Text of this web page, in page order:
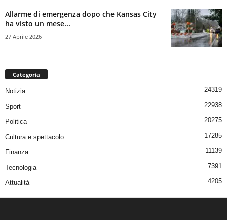
Allarme di emergenza dopo che Kansas City
ha visto un mese...
27 Aprile 2026
Categoria
Notizia 24319
Sport 22938
Politica 20275
Cultura e spettacolo 17285
Finanza 11139
Tecnologia 7391
Attualità 4205